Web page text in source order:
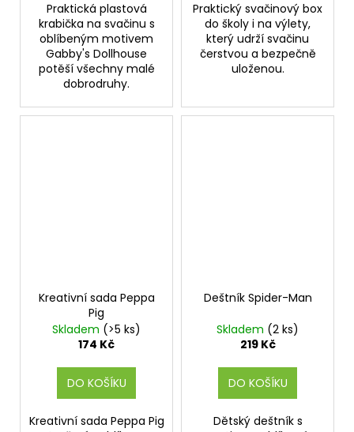
Praktická plastová
krabička na svačinu s
oblíbeným motivem
Gabby's Dollhouse
potěší všechny malé
dobrodruhy.
Praktický svačinový box
do školy i na výlety,
který udrží svačinu
čerstvou a bezpečně
uloženou.
Kreativní sada Peppa
Pig
Skladem (>5 ks)
174 Kč
DO KOŠÍKU
Kreativní sada Peppa Pig
Deštník Spider-Man
Skladem (2 ks)
219 Kč
DO KOŠÍKU
Dětský deštník s